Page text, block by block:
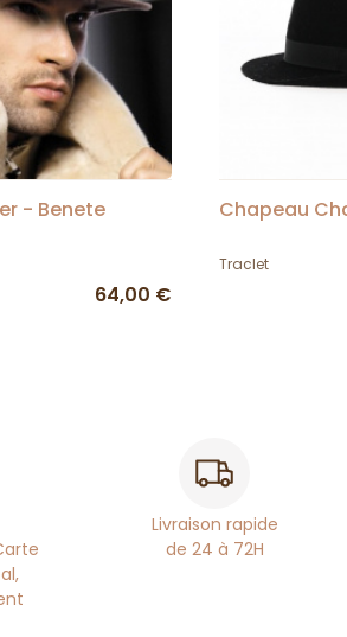
- Benete
64,00 €
Chapeau
Traclet
Livraison rapide
de 24 à 72H